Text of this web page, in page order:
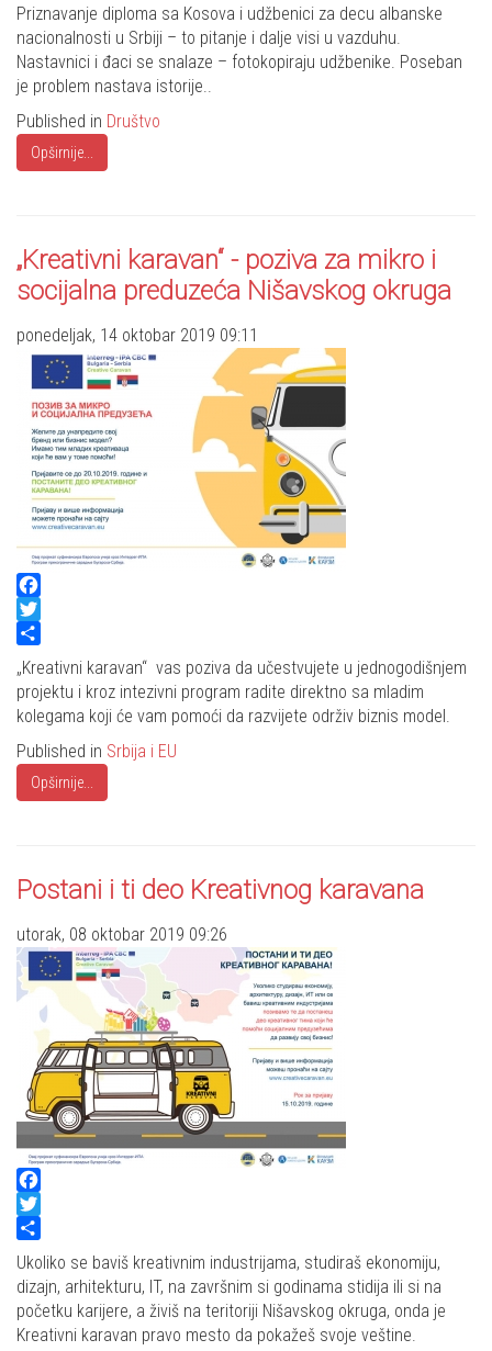
Priznavanje diploma sa Kosova i udžbenici za decu albanske
nacionalnosti u Srbiji – to pitanje i dalje visi u vazduhu.
Nastavnici i đaci se snalaze – fotokopiraju udžbenike. Poseban
je problem nastava istorije..
Published in Društvo
Opširnije...
„Kreativni karavan“ - poziva za mikro i
socijalna preduzeća Nišavskog okruga
ponedeljak, 14 oktobar 2019 09:11
Facebook
Twitter
Share
„Kreativni karavan“ vas poziva da učestvujete u jednogodišnjem
projektu i kroz intezivni program radite direktno sa mladim
kolegama koji će vam pomoći da razvijete održiv biznis model.
Published in Srbija i EU
Opširnije...
Postani i ti deo Kreativnog karavana
utorak, 08 oktobar 2019 09:26
Facebook
Twitter
Share
Ukoliko se baviš kreativnim industrijama, studiraš ekonomiju,
dizajn, arhitekturu, IT, na završnim si godinama stidija ili si na
početku karijere, a živiš na teritoriji Nišavskog okruga, onda je
Kreativni karavan pravo mesto da pokažeš svoje veštine.